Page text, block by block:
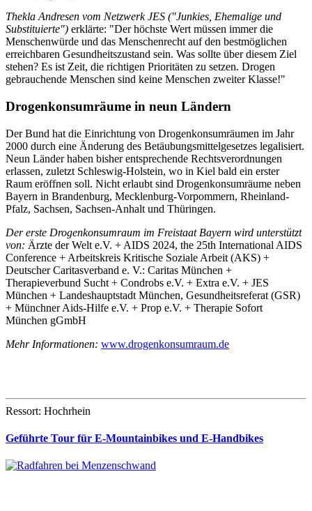
Thekla Andresen vom Netzwerk JES ("Junkies, Ehemalige und
Substituierte") erklärte: "Der höchste Wert müssen immer die
Menschenwürde und das Menschenrecht auf den bestmöglichen
erreichbaren Gesundheitszustand sein. Was sollte über diesem Ziel
stehen? Es ist Zeit, die richtigen Prioritäten zu setzen. Drogen
gebrauchende Menschen sind keine Menschen zweiter Klasse!"
Drogenkonsumräume in neun Ländern
Der Bund hat die Einrichtung von Drogenkonsumräumen im Jahr
2000 durch eine Änderung des Betäubungsmittelgesetzes legalisiert.
Neun Länder haben bisher entsprechende Rechtsverordnungen
erlassen, zuletzt Schleswig-Holstein, wo in Kiel bald ein erster
Raum eröffnen soll. Nicht erlaubt sind Drogenkonsumräume neben
Bayern in Brandenburg, Mecklenburg-Vorpommern, Rheinland-
Pfalz, Sachsen, Sachsen-Anhalt und Thüringen.
Der erste Drogenkonsumraum im Freistaat Bayern wird unterstützt
von: Ärzte der Welt e.V. + AIDS 2024, the 25th International AIDS
Conference + Arbeitskreis Kritische Soziale Arbeit (AKS) +
Deutscher Caritasverband e. V.: Caritas München +
Therapieverbund Sucht + Condrobs e.V. + Extra e.V. + JES
München + Landeshauptstadt München, Gesundheitsreferat (GSR)
+ Münchner Aids-Hilfe e.V. + Prop e.V. + Therapie Sofort
München gGmbH
Mehr Informationen: www.drogenkonsumraum.de
Ressort: Hochrhein
Geführte Tour für E-Mountainbikes und E-Handbikes